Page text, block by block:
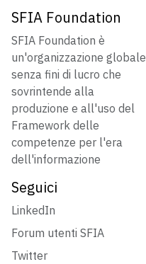
SFIA Foundation
SFIA Foundation è
un'organizzazione globale
senza fini di lucro che
sovrintende alla
produzione e all'uso del
Framework delle
competenze per l'era
dell'informazione
Seguici
LinkedIn
Forum utenti SFIA
Twitter